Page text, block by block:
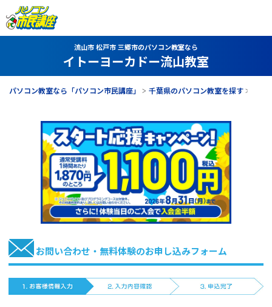
流山市 松戸市 三郷市のパソコン教室なら
イトーヨーカドー流山教室
パソコン教室なら「パソコン市民講座」 千葉県のパソコン教室を探す
お問い合わせ・無料体験のお申し込みフォーム